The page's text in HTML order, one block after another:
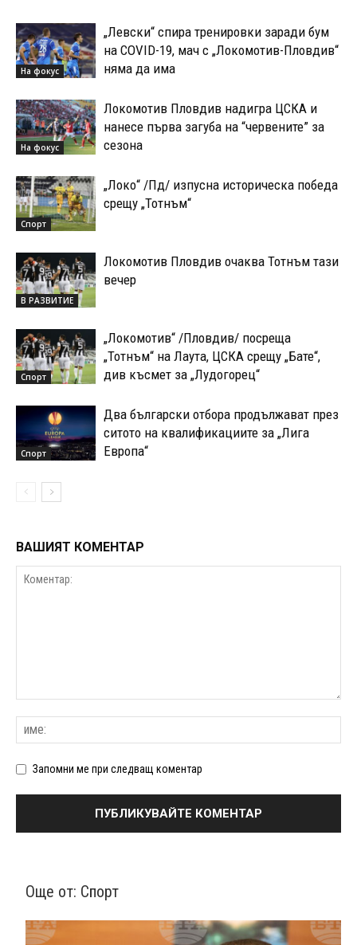
На фокус
„Левски“ спира тренировки заради бум
на COVID-19, мач с „Локомотив-Пловдив“
няма да има
На фокус
Локомотив Пловдив надигра ЦСКА и
нанесе първа загуба на “червените” за
сезона
Спорт
„Локо“ /Пд/ изпусна историческа победа
срещу „Тотнъм“
В РАЗВИТИЕ
Локомотив Пловдив очаква Тотнъм тази
вечер
Спорт
„Локомотив“ /Пловдив/ посреща
„Тотнъм“ на Лаута, ЦСКА срещу „Бате“,
див късмет за „Лудогорец“
Спорт
Два български отбора продължават през
ситото на квалификациите за „Лига
Европа“
ВАШИЯТ КОМЕНТАР
Запомни ме при следващ коментар
Още от: Спорт